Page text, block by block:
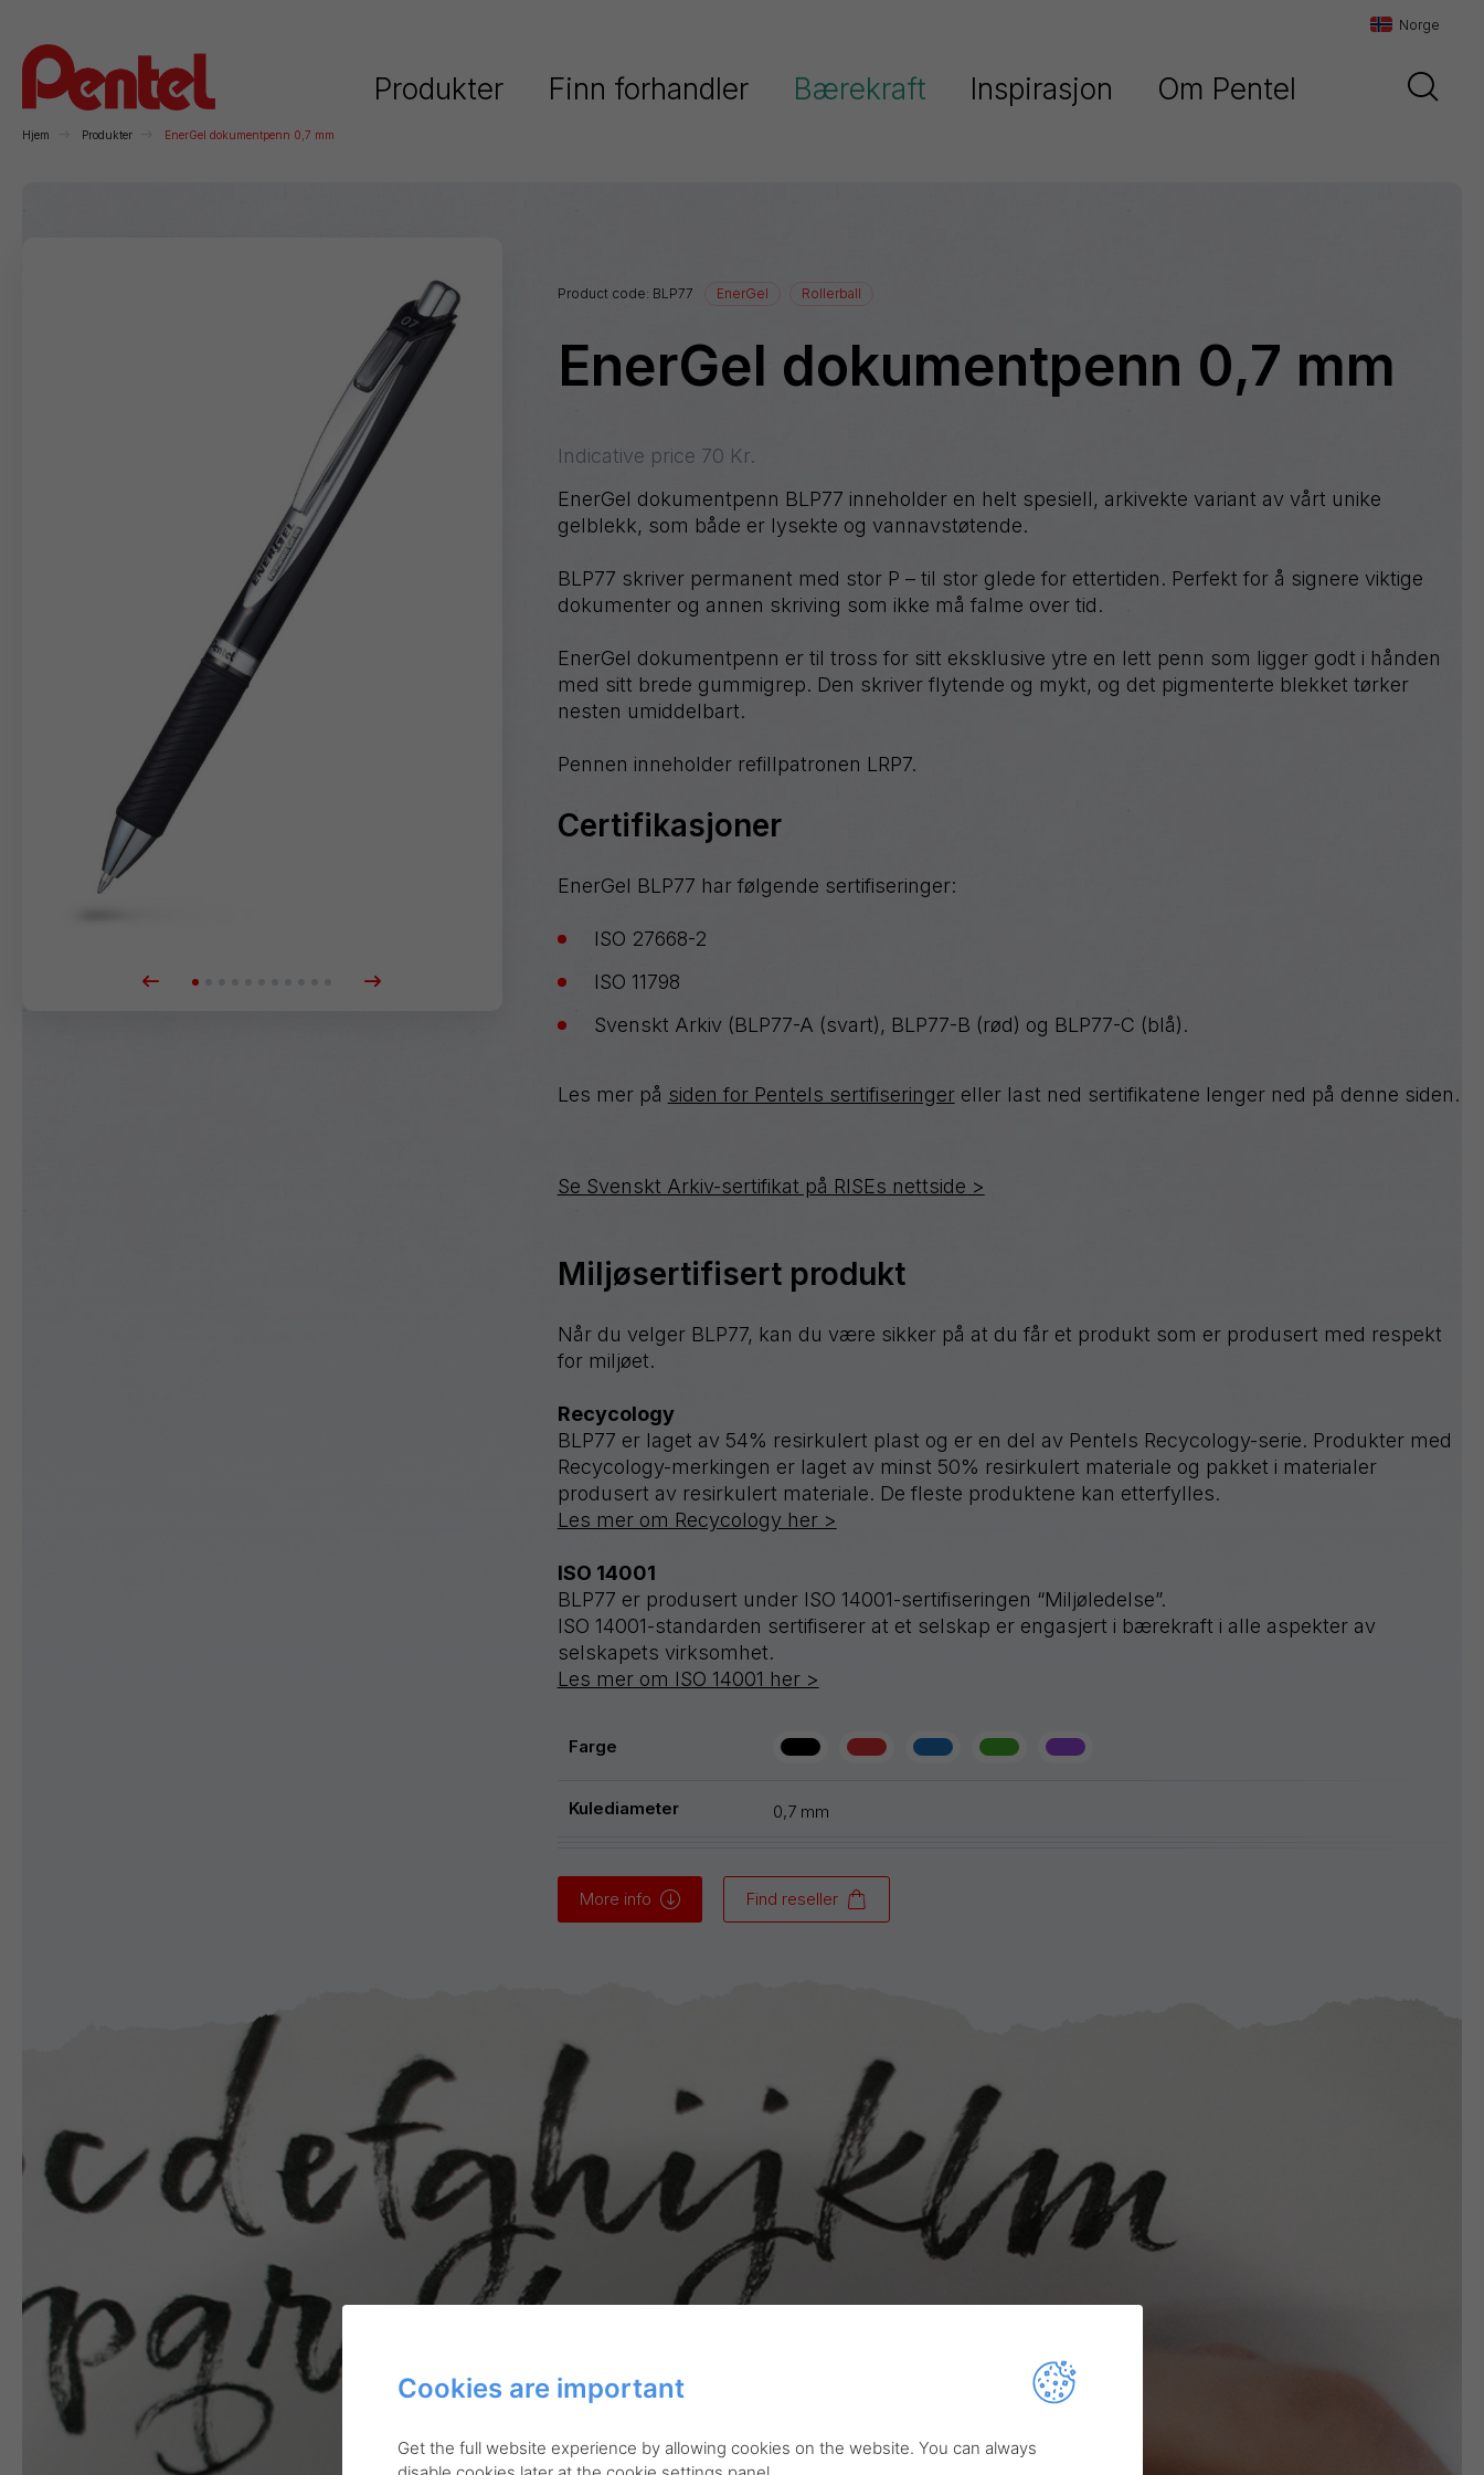
Norge
Hjem Produkter EnerGel dokumentpenn 0,7 mm
Produkter
Trykkblyanter Markeringstusjer
Whiteboard Kunstnerartikler Fiberpenner
Tilbehør
EnerGel
GraphGear
line
S
Hybrid
iZee
Paint
Sign
Wet
Erase
Se alle produktene
Finn forhandler Bærekraft
Dokumentasjon
Inspirasjon Om Pentel
Product code: BLP77 EnerGel Rollerball
EnerGel dokumentpenn 0,7 mm
Indicative price 70 Kr.
EnerGel dokumentpenn BLP77 inneholder en helt spesiell, arkivekte variant av vårt unike
gelblekk, som både er lysekte og vannavstøtende.
BLP77 skriver permanent med stor P – til stor glede for ettertiden. Perfekt for å signere viktige
dokumenter og annen skriving som ikke må falme over tid.
EnerGel dokumentpenn er til tross for sitt eksklusive ytre en lett penn som ligger godt i hånden
med sitt brede gummigrep. Den skriver flytende og mykt, og det pigmenterte blekket tørker
nesten umiddelbart.
Pennen inneholder refillpatronen LRP7.
Certifikasjoner
EnerGel BLP77 har følgende sertifiseringer:
ISO 27668-2
ISO 11798
Svenskt Arkiv (BLP77-A (svart), BLP77-B (rød) og BLP77-C (blå).
Les mer på siden for Pentels sertifiseringereller last ned sertifikatene lenger ned på denne siden.
Se Svenskt Arkiv-sertifikat på RISEs nettside >
Miljøsertifisert produkt
Når du velger BLP77, kan du være sikker på at du får et produkt som er produsert med respekt
for miljøet.
Recycology
BLP77 er laget av 54% resirkulert plast og er en del av Pentels Recycology-serie. Produkter med
Recycology-merkingen er laget av minst 50% resirkulert materiale og pakket i materialer
produsert av resirkulert materiale. De fleste produktene kan etterfylles.
Les mer om Recycology her >
ISO 14001
BLP77 er produsert under ISO 14001-sertifiseringen “Miljøledelse”.
ISO 14001-standarden sertifiserer at et selskap er engasjert i bærekraft i alle aspekter av
selskapets virksomhet.
Les mer om ISO 14001 her >
Farge
Kulediameter 0,7 mm
More info Find reseller
Cookies are important
Get the full website experience by allowing cookies on the website. You can always